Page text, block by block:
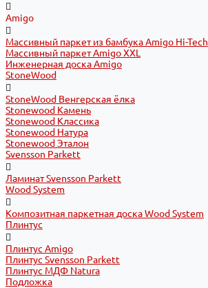
Amigo
Массивный паркет из бамбука Amigo Hi-Tech
Массивный паркет Amigo XXL
Инженерная доска Amigo
StoneWood
StoneWood Венгерская ёлка
Stonewood Камень
Stonewood Классика
Stonewood Натура
Stonewood Эталон
Svensson Parkett
Ламинат Svensson Parkett
Wood System
Композитная паркетная доска Wood System
Плинтус
Плинтус Amigo
Плинтус Svensson Parkett
Плинтус МДФ Natura
Подложка